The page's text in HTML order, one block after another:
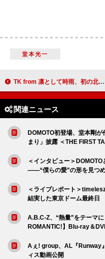
堂本光一
TK from 凛として時雨、初の北米ツアーで6都市へ
関連ニュース
DOMOTO初登場、堂本剛
まり」披露 ＜THE FIRST
＜インタビュー＞
――“僕らの愛”の形を見つ
＜ライブレポート＞
結実した東京ドーム最終日
A.B.C-Z、“熱量”をテーマ
ROMANTIC!】Blu-ray＆
Aぇ! group、AL『Runway
ィス動画公開